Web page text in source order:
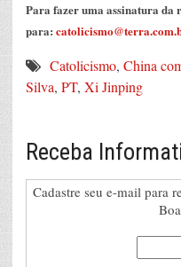
Para fazer uma assinatura
para:
Catolicismo, China
Silva, PT, Xi Jinping
Receba
Cadastre seu e-mail para